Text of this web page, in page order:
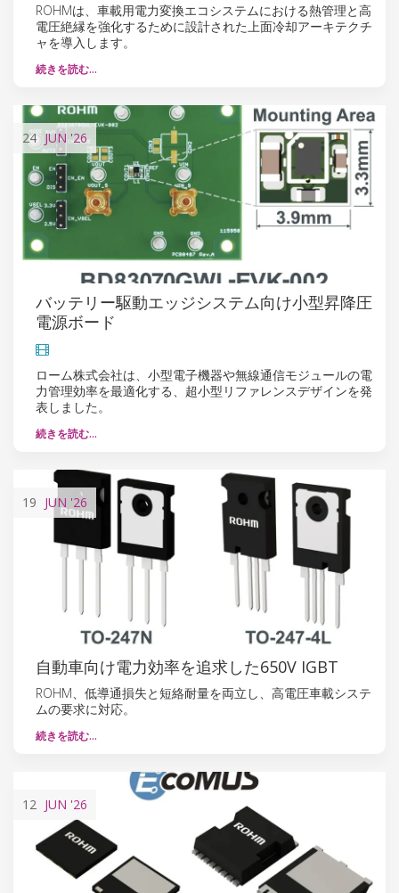
ROHMは、車載用電力変換エコシステムにおける熱管理と高
電圧絶縁を強化するために設計された上面冷却アーキテクチ
ャを導入します。
続きを読む…
24 JUN '26
バッテリー駆動エッジシステム向け小型昇降圧
電源ボード
ローム株式会社は、小型電子機器や無線通信モジュールの電
力管理効率を最適化する、超小型リファレンスデザインを発
表しました。
続きを読む…
19 JUN '26
自動車向け電力効率を追求した650V IGBT
ROHM、低導通損失と短絡耐量を両立し、高電圧車載システ
ムの要求に対応。
続きを読む…
12 JUN '26